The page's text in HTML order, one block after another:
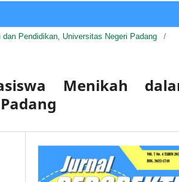
Pendidikan, Universitas Negeri Padang
/
Menikah